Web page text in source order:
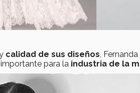
calidad de sus diseños ,
para la industria de la